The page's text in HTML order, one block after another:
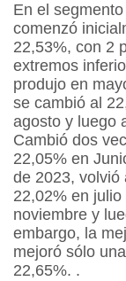
En el
comenzó
22,53%, con 2
extremos
produjo en
se cambió al
agosto y luego
Cambió dos
22,05% en
de 2023, volvió
22,02% en
noviembre y
embargo, la
mejoró sólo
22,65%. .